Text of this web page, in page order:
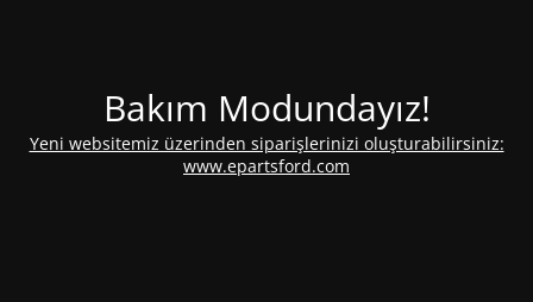
Bakım Modundayız!
Yeni websitemiz üzerinden siparişlerinizi oluşturabilirsiniz:
www.epartsford.com